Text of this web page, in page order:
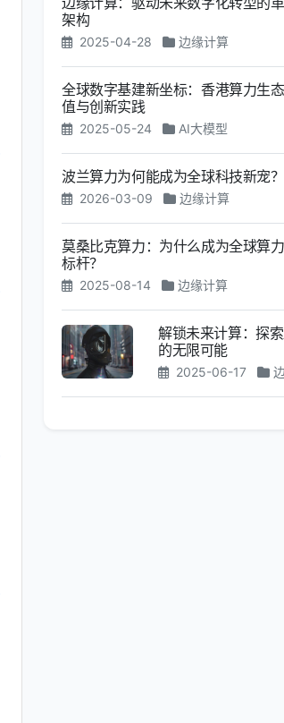
架构
2025-04-28 边缘计算
全球数字基建新坐标：香港算力生
值与创新实践
2025-05-24 AI大模型
波兰算力为何能成为全球科技新宠？
2026-03-09 边缘计算
莫桑比克算力：为什么成为全球算
标杆？
2025-08-14 边缘计算
解锁未来计算：探
的无限可能
2025-06-17